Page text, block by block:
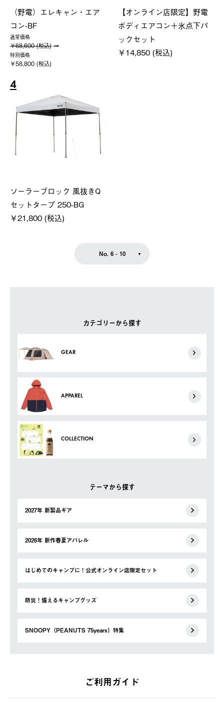
カテゴリーから探す
GEAR
APPAREL
COLLECTION
テーマから探す
2027年 新製品ギア
2026年 新作春夏アパレル
はじめてのキャンプに！公式オンライン店限定セット
防災！備えるキャンプグッズ
SNOOPY（PEANUTS 75years）特集
（野電）エレキャン・エア
コン-BF
通常価格
￥68,600 (税込)
特別価格
￥58,800 (税込)
【オンライン店限定】野電
ボディエアコン＋氷点下パ
ックセット
￥14,850 (税込)
4
ソーラーブロック 風抜きQ
セットタープ 250-BG
￥21,800 (税込)
No. 6 - 10
ご利用ガイド